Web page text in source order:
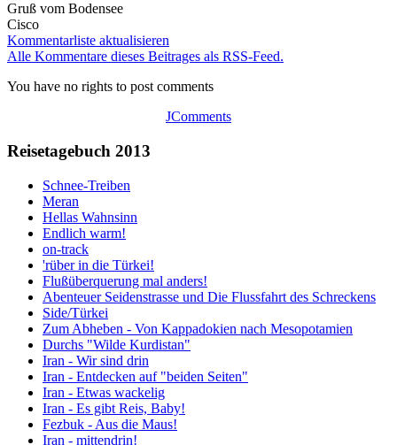
Gruß vom Bodensee
Cisco
Kommentarliste aktualisieren
Alle Kommentare dieses Beitrages als RSS-Feed.
You have no rights to post comments
JComments
Reisetagebuch 2013
Schnee-Treiben
Meran
Hellas Wahnsinn
Endlich warm!
on-track
'rüber in die Türkei!
Flußüberquerung mal anders!
Abenteuer Seidenstrasse und Die Flussfahrt des Schreckens
Side/Türkei
Zum Abheben - Von Kappadokien nach Mesopotamien
Durchs "Wilde Kurdistan"
Iran - Wir sind drin
Iran - Entdecken auf "beiden Seiten"
Iran - Etwas wackelig
Iran - Es gibt Reis, Baby!
Fezbuk - Aus die Maus!
Iran - mittendrin!